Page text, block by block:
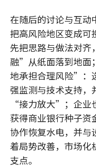
在随后的讨论与互
把高风险地区变成
先把思路与做法对
融”从纸面落到地面
地承担合理风险”：
强监测与技术支持，
“接力放大”；企
获得商业银行种子资
协作恢复水电，并与
着局势改善，市场化
支点。